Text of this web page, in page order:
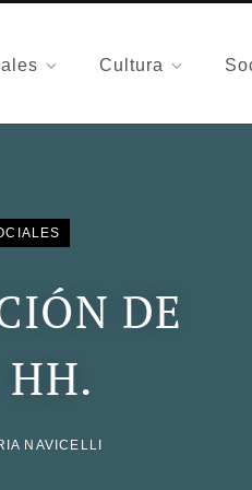
Cultura
DE
HH.
NAVICELLI